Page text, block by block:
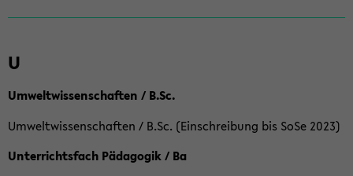
U
Umweltwissenschaften / B.Sc.
Umweltwissenschaften / B.Sc. (Einschreibung bis SoSe 2023)
Unterrichtsfach Pädagogik / Ba